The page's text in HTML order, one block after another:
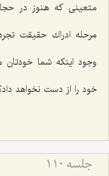
متعینى كه هنوز در
مرحله ادراك حقیقت
وجود اینكه شما
خود را از دست نخواهد
جلسه ۱۱۰